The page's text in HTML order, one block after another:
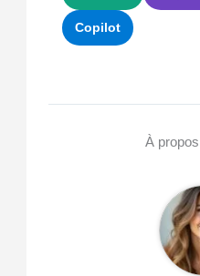
Copilot
À